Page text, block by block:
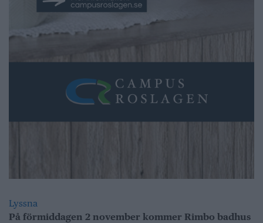
Lyssna
På förmiddagen 2 november kommer Rimbo badhus